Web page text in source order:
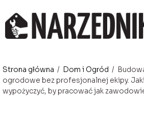
Strona główna / Dom i Ogród /
ogrodowe bez profesjonalnej ekipy.
wypożyczyć, by pracować jak